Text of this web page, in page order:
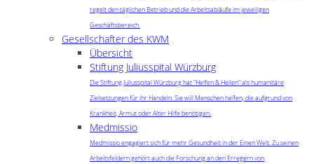
regelt den täglichen Betrieb und die Arbeitsabläufe im jeweiligen
Geschäftsbereich.
Gesellschafter des KWM
Übersicht
Stiftung Juliusspital Würzburg
Die Stiftung Juliusspital Würzburg hat "Helfen & Heilen" als humanitäre
Zielsetzungen für ihr Handeln. Sie will Menschen helfen, die aufgrund von
Krankheit, Armut oder Alter Hilfe benötigen.
Medmissio
Medmissio engagiert sich für mehr Gesundheit in der Einen Welt. Zu seinen
Arbeitsfeldern gehört auch die Forschung an den Erregern von